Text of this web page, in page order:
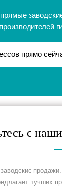
прямо
с
лучших